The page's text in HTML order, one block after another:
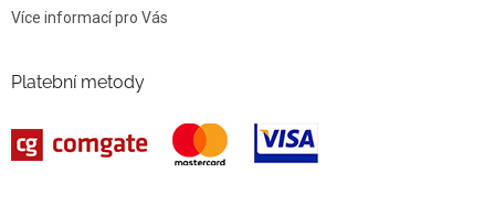
Více informací pro Vás
Platební metody